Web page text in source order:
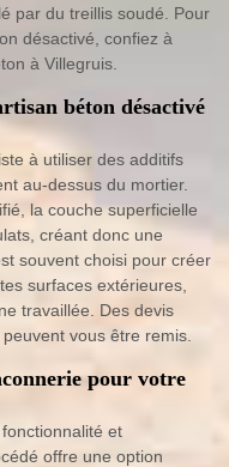
par du treillis soudé. Pour
désactivé, confiez à
à Villegruis.
béton désactivé
à utiliser des additifs
au-dessus du mortier.
la couche superficielle
créant donc une
souvent choisi pour créer
surfaces extérieures,
travaillée. Des devis
vous être remis.
pour votre
et
offre une option